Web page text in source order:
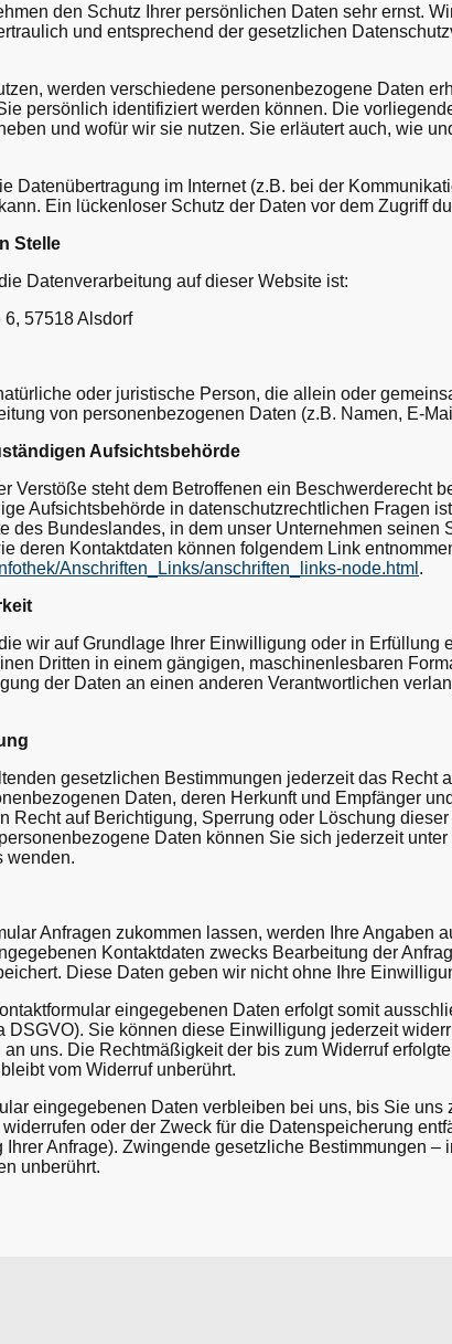
den Schutz Ihrer persönlichen Daten sehr ernst.
und entsprechend der gesetzlichen
werden verschiedene personenbezogene Daten
persönlich identifiziert werden können. Die
und wofür wir sie nutzen. Sie erläutert auch, wie
Datenübertragung im Internet (z.B. bei der
Ein lückenloser Schutz der Daten vor dem Zugriff
Stelle
Datenverarbeitung auf dieser Website ist:
57518 Alsdorf
oder juristische Person, die allein oder
von personenbezogenen Daten (z.B. Namen, E-
Aufsichtsbehörde
Verstöße steht dem Betroffenen ein Beschwerderecht
Aufsichtsbehörde in datenschutzrechtlichen Fragen
des Bundeslandes, in dem unser Unternehmen seinen
deren Kontaktdaten können folgendem Link
Anschriften_Links/anschriften_links-node.html .
wir auf Grundlage Ihrer Einwilligung oder in Erfüllung
Dritten in einem gängigen, maschinenlesbaren
der Daten an einen anderen Verantwortlichen
gesetzlichen Bestimmungen jederzeit das Recht
Daten, deren Herkunft und Empfänger
Recht auf Berichtigung, Sperrung oder Löschung
Daten können Sie sich jederzeit unter
wenden.
Anfragen zukommen lassen, werden Ihre Angaben
Kontaktdaten zwecks Bearbeitung der
Diese Daten geben wir nicht ohne Ihre
eingegebenen Daten erfolgt somit
DSGVO). Sie können diese Einwilligung jederzeit
uns. Die Rechtmäßigkeit der bis zum Widerruf
vom Widerruf unberührt.
eingegebenen Daten verbleiben bei uns, bis Sie uns
oder der Zweck für die Datenspeicherung
Anfrage). Zwingende gesetzliche Bestimmungen –
unberührt.